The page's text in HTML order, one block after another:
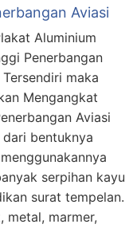
Aviasi
Aluminium
Penerbangan
maka
Mengangkat
Aviasi
bentuknya
serpihan kayu
surat tempelan.
metal, marmer,